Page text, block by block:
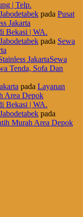
| Telp.
pada Pusat
Jakarta
Bekasi | WA.
pada Sewa
JakartaSewa
Tenda, Sofa Dan
pada Layanan
Area Depok
Bekasi | WA.
pada
Murah Area Depok